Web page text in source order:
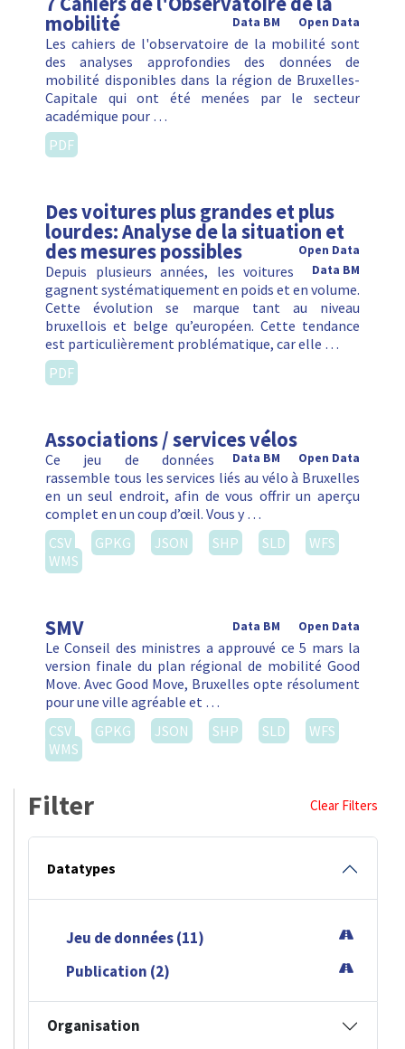
mobilité Open Data
Data BM
Les cahiers de l'observatoire de la mobilité sont
des analyses approfondies des données de
mobilité disponibles dans la région de Bruxelles-
Capitale qui ont été menées par le secteur
académique pour …
PDF
Des voitures plus grandes et plus
lourdes: Analyse de la situation et
des mesures possibles
Open Data
Data BM
Depuis plusieurs années, les voitures
gagnent systématiquement en poids et en volume.
Cette évolution se marque tant au niveau
bruxellois et belge qu’européen. Cette tendance
est particulièrement problématique, car elle …
PDF
Associations / services vélos
Open Data
Data BM
Ce jeu de données
rassemble tous les services liés au vélo à Bruxelles
en un seul endroit, afin de vous offrir un aperçu
complet en un coup d’œil. Vous y …
CSV
GPKG JSON SHP SLD
WFS
WMS
SMV Open Data
Data BM
Le Conseil des ministres a approuvé ce 5 mars la
version finale du plan régional de mobilité Good
Move. Avec Good Move, Bruxelles opte résolument
pour une ville agréable et …
CSV
GPKG JSON SHP SLD
WFS
WMS
Filter Clear Filters
Datatypes
Jeu de données (11)
Publication (2)
Organisation